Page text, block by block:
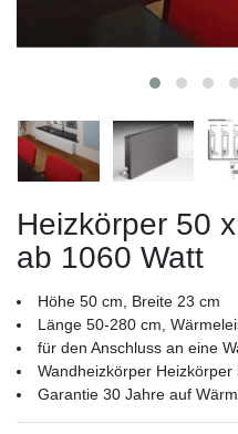
Heizkörper 50
ab 1060 Watt
Höhe 50 cm, Breite 23 cm
Länge 50-280 cm,
für den Anschluss an eine
Wandheizkörper
Garantie 30 Jahre auf